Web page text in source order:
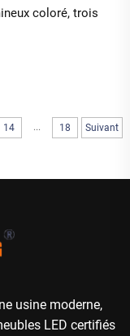
coloré, trois
14 ... 18 Suivant
usine moderne,
LED certifiés